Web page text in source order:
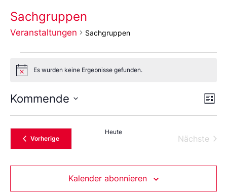
Sachgruppen
Veranstaltungen Sachgruppen
NoticeEs wurden keine Ergebnisse gefunden.
Liste
Kommende
Sie
das
Datum
aus.
VorherigeVeranstaltungen
Heute
Nächste
Kalender abonnieren